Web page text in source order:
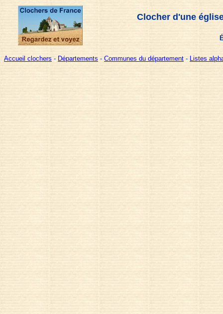
Clocher d'une
Accueil clochers - Départements - Communes du département - Listes